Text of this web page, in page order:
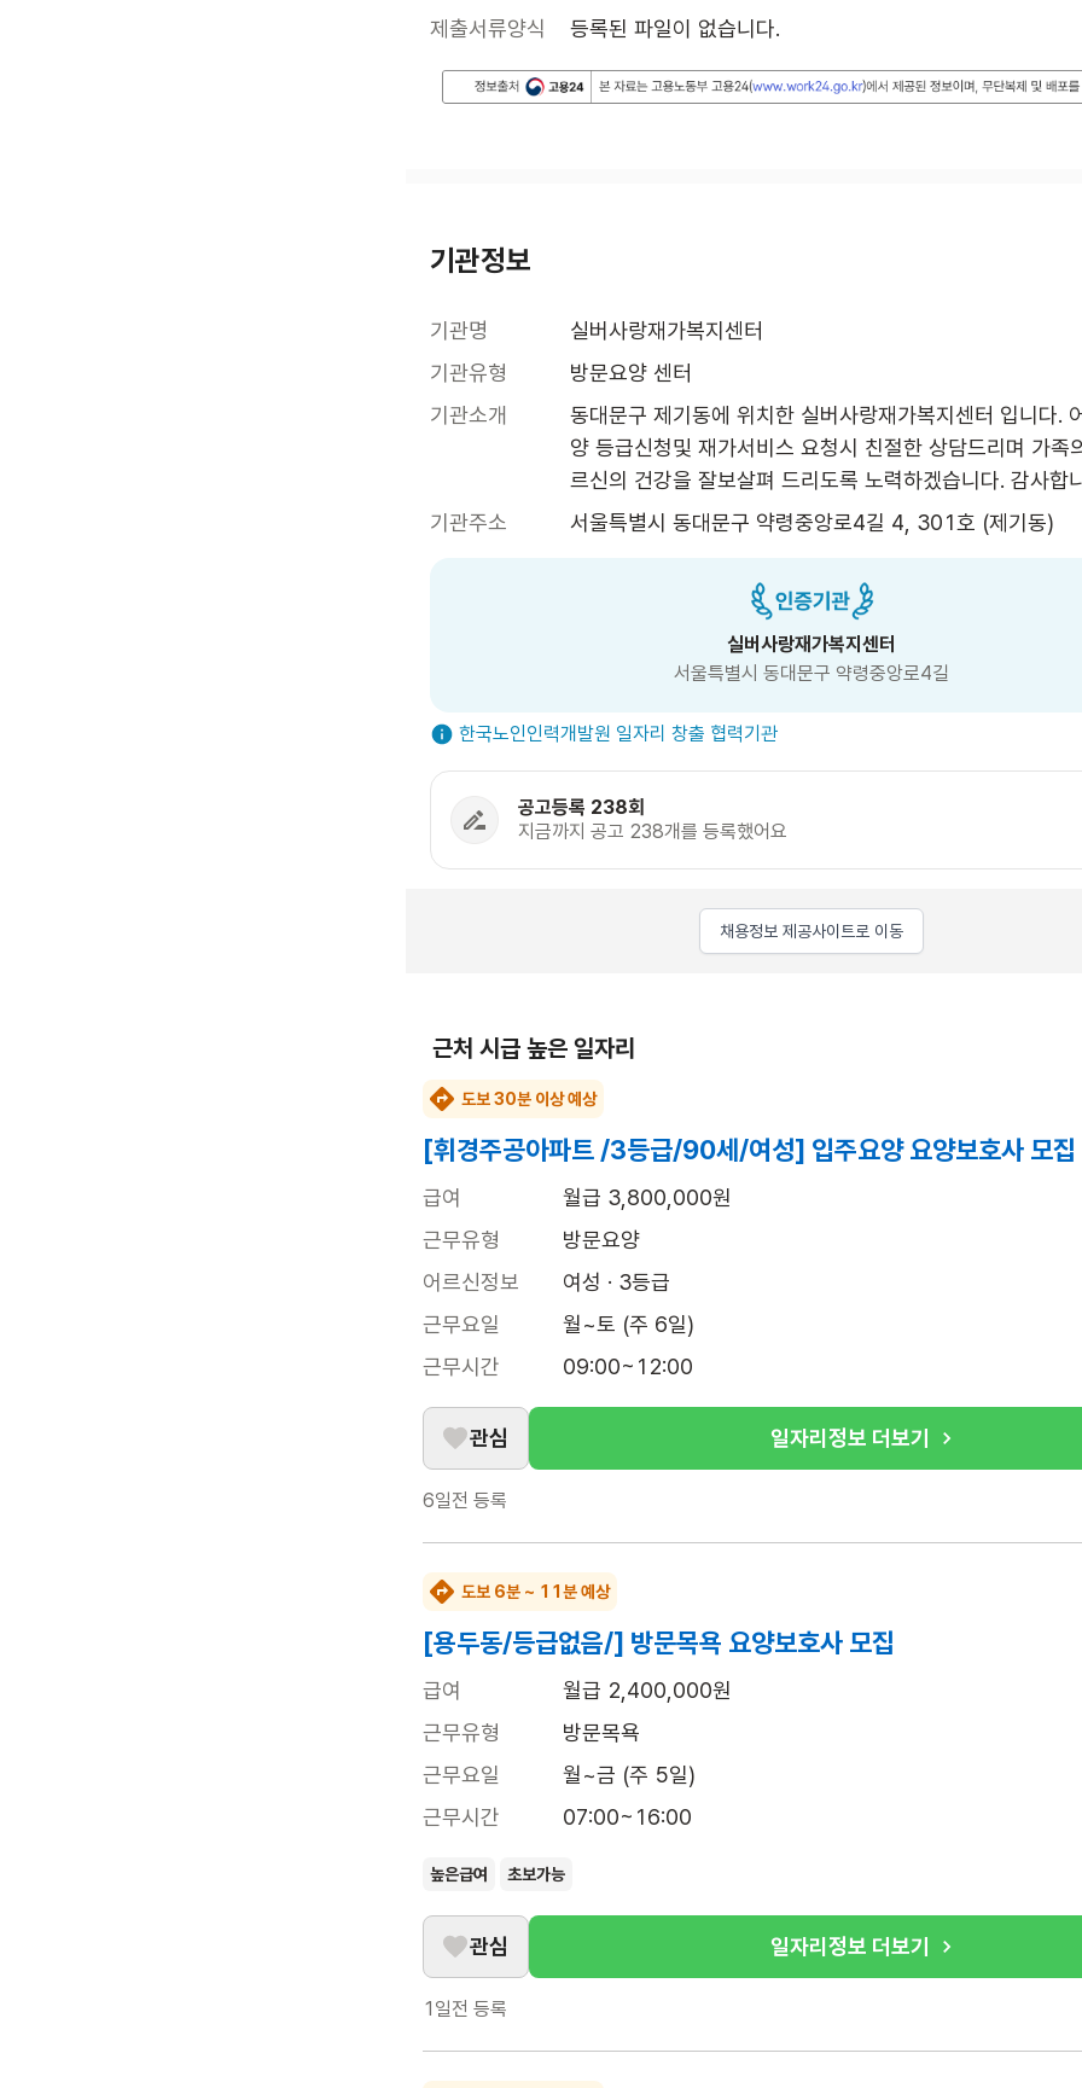
제출서류양식
등록된 파일이 없습니다.
기관정보
기관명
실버사랑재가복지센터
기관유형
방문요양 센터
기관소개
동대문구 제기동에 위치한 실버사랑재가복지센터 입니다.
양 등급신청및 재가서비스 요청시 친절한 상담드리며 가족
르신의 건강을 잘보살펴 드리도록 노력하겠습니다. 감사합
기관주소
서울특별시 동대문구 약령중앙로4길 4, 301호 (제기동)
실버사랑재가복지센터
서울특별시 동대문구 약령중앙로4길
한국노인인력개발원 일자리 창출 협력기관
공고등록 238회
지금까지 공고 238개를 등록했어요
채용정보 제공사이트로 이동
근처 시급 높은 일자리
도보 30분 이상 예상
[휘경주공아파트 /3등급/90세/여성] 입주요양 요양보호사 모집
급여
월급 3,800,000원
근무유형
방문요양
어르신정보
여성 · 3등급
근무요일
월~토 (주 6일)
근무시간
09:00~12:00
관심 일자리정보 더보기
6일전 등록
도보 6분 ~ 11분 예상
[용두동/등급없음/] 방문목욕 요양보호사 모집
급여
월급 2,400,000원
근무유형
방문목욕
근무요일
월~금 (주 5일)
근무시간
07:00~16:00
높은급여 초보가능
관심 일자리정보 더보기
1일전 등록